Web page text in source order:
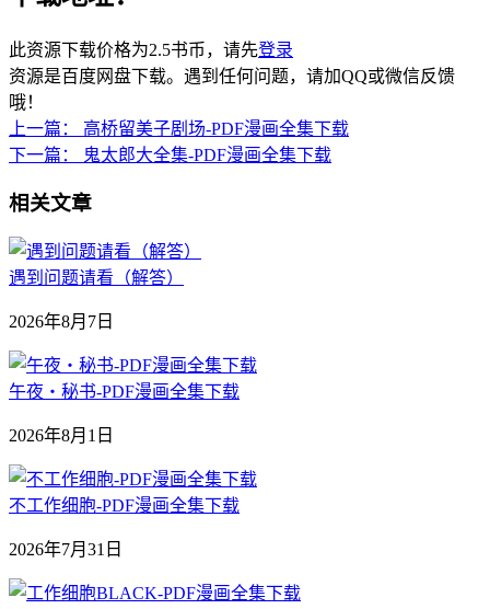
此资源下载价格为2.5书币，请先登录
资源是百度网盘下载。遇到任何问题，请加QQ或微信反馈
哦！
上一篇：
高桥留美子剧场-PDF漫画全集下载
下一篇：
鬼太郎大全集-PDF漫画全集下载
相关文章
遇到问题请看（解答）
2026年8月7日
午夜‧秘书-PDF漫画全集下载
2026年8月1日
不工作细胞-PDF漫画全集下载
2026年7月31日